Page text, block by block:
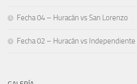
Fecha 04 – Huracán vs San Lorenzo
Fecha 02 – Huracán vs Independiente